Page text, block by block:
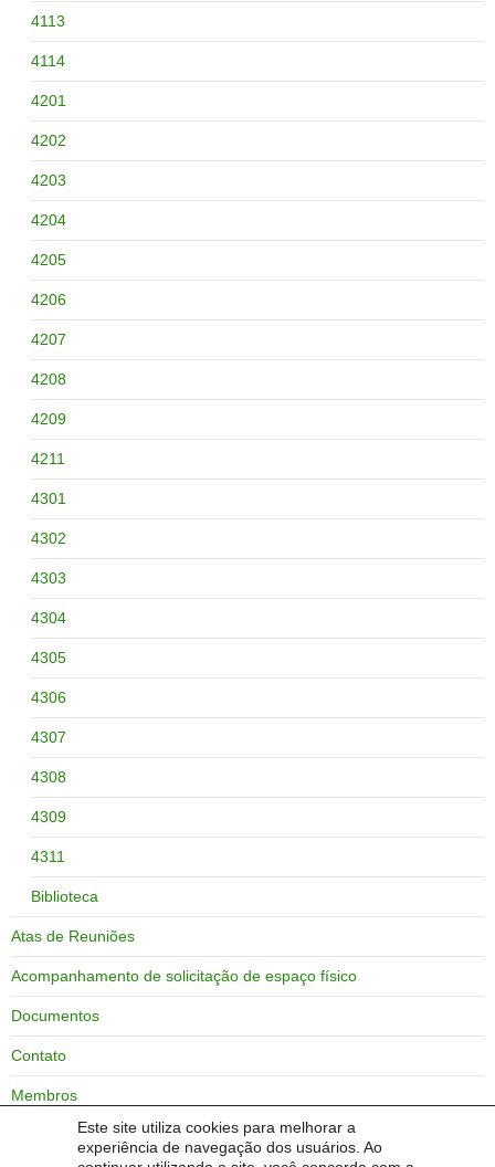
Este site utiliza cookies para melhorar a
experiência de navegação dos usuários. Ao
4113
4114
4201
4202
4203
4204
4205
4206
4207
4208
4209
4211
4301
4302
4303
4304
4305
4306
4307
4308
4309
4311
Biblioteca
Atas de Reuniões
Acompanhamento de solicitação de espaço físico
Documentos
Contato
Membros
Zoneamento do campus Bagé